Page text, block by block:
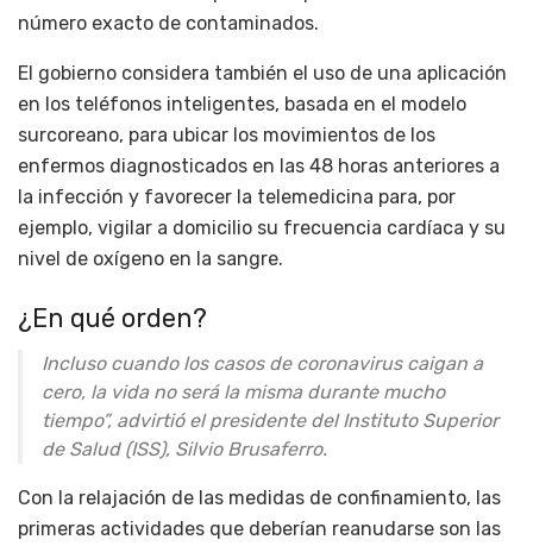
número exacto de contaminados.
El gobierno considera también el uso de una aplicación
en los teléfonos inteligentes, basada en el modelo
surcoreano, para ubicar los movimientos de los
enfermos diagnosticados en las 48 horas anteriores a
la infección y favorecer la telemedicina para, por
ejemplo, vigilar a domicilio su frecuencia cardíaca y su
nivel de oxígeno en la sangre.
¿En qué orden?
Incluso cuando los casos de coronavirus caigan a
cero, la vida no será la misma durante mucho
tiempo”, advirtió el presidente del Instituto Superior
de Salud (ISS), Silvio Brusaferro.
Con la relajación de las medidas de confinamiento, las
primeras actividades que deberían reanudarse son las